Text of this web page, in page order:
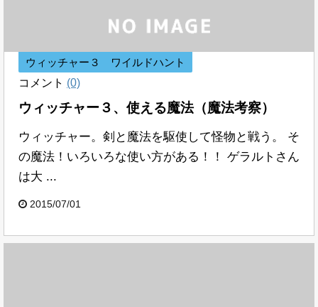
ウィッチャー３ ワイルドハント
コメント (0)
ウィッチャー３、使える魔法（魔法考察）
ウィッチャー。剣と魔法を駆使して怪物と戦う。 そ
の魔法！いろいろな使い方がある！！ ゲラルトさん
は大 ...
2015/07/01